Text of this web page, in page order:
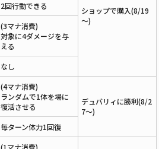
ショップで購入(8/19
～)
2回行動できる
(3マナ消費)
対象に4ダメージを与
える
なし
(4マナ消費)
ランダムで1体を場に
復活させる
デュバリィに勝利(8/2
7～)
毎ターン体力1回復
(1マナ消費)